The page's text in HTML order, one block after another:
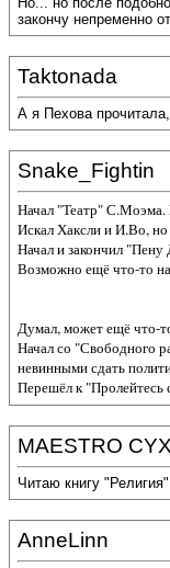
закончу непременно
Taktonada
А я Пехова прочитала,
Snake_Fightin
Начал "Театр" С.Моэма.
Искал Хаксли и И.Во,
Начал и закончил "Пену
Возможно ещё что-то
Думал, может ещё что-
Начал со "Свободного
невинными сдать
Перешёл к "Пролейтесь
MAESTRO
Читаю книгу
AnneLinn